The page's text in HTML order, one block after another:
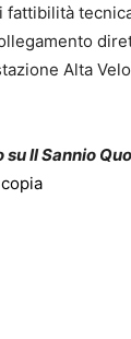
fattibilità
Alta
su Il Sannio